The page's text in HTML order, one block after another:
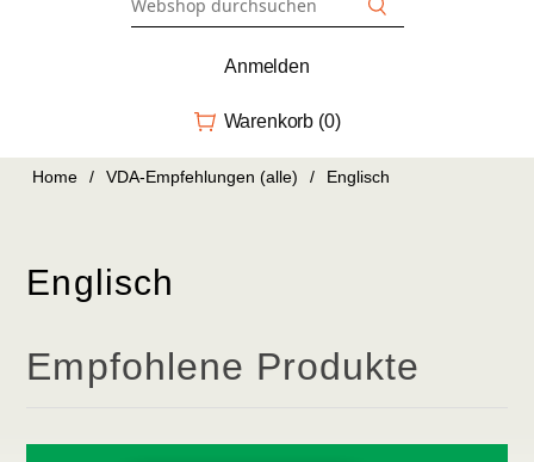
Anmelden
Warenkorb (0)
Home / VDA-Empfehlungen (alle) / Englisch
Englisch
Empfohlene Produkte